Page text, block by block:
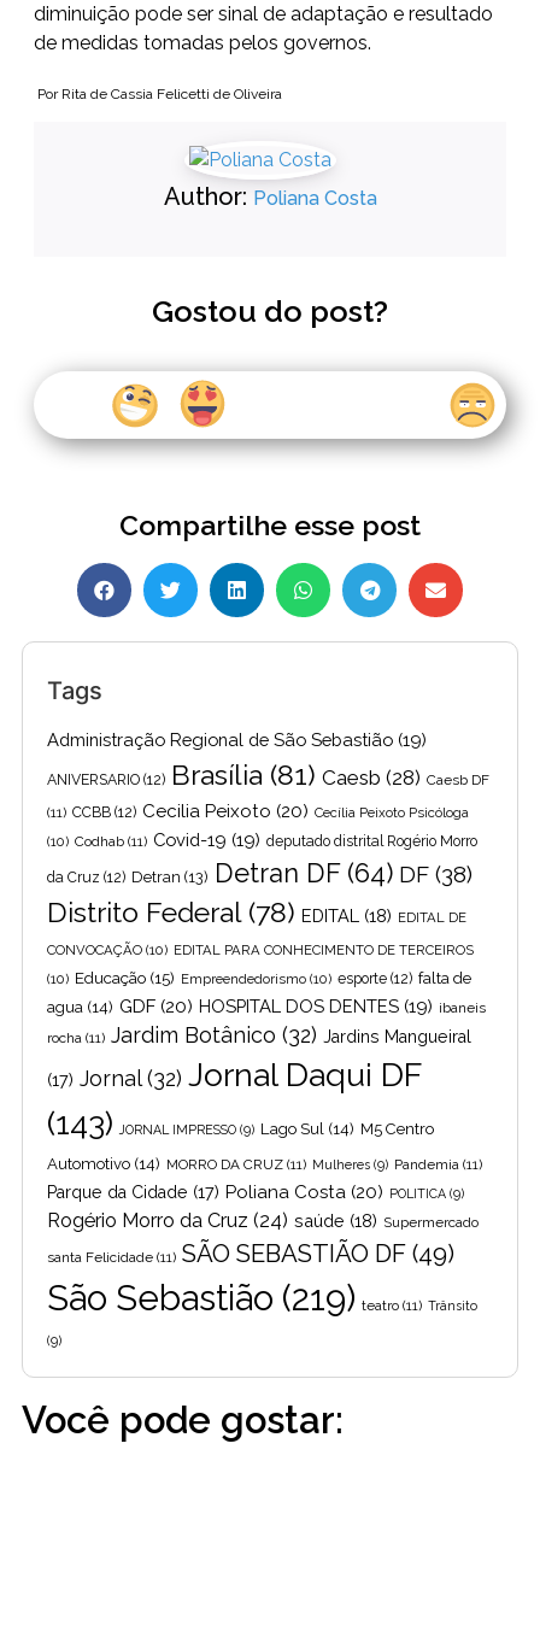
diminuição pode ser sinal de adaptação e resultado
de medidas tomadas pelos governos.
Por Rita de Cassia Felicetti de Oliveira
Author: Poliana Costa
Gostou do post?
Compartilhe esse post
Tags
Administração Regional de São Sebastião (19)
ANIVERSARIO (12) Brasília (81) Caesb (28) Caesb DF
(11) CCBB (12) Cecilia Peixoto (20) Cecília Peixoto Psicóloga
(10) Codhab (11) Covid-19 (19) deputado distrital Rogério Morro
da Cruz (12) Detran (13) Detran DF(64) DF (38)
Distrito Federal(78) EDITAL (18) EDITAL DE
CONVOCAÇÃO (10) EDITAL PARA CONHECIMENTO DE TERCEIROS
(10) Educação (15) Empreendedorismo (10) esporte (12) falta de
agua (14) GDF (20) HOSPITAL DOS DENTES (19) ibaneis
rocha (11) Jardim Botânico (32) Jardins Mangueiral
(17) Jornal(32) Jornal Daqui DF
(143)
JORNAL IMPRESSO (9) Lago Sul (14) M5 Centro
Automotivo (14) MORRO DA CRUZ (11) Mulheres (9) Pandemia (11)
Parque da Cidade (17) Poliana Costa (20) POLITICA (9)
Rogério Morro da Cruz (24) saúde (18) Supermercado
santa Felicidade (11) SÃO SEBASTIÃO DF (49)
São Sebastião (219) teatro (11) Trânsito
(9)
Você pode gostar: